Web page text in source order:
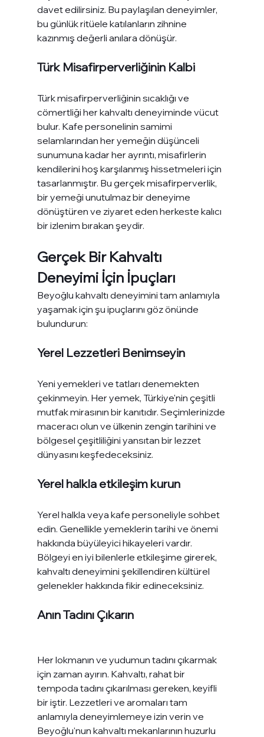
davet edilirsiniz. Bu paylaşılan deneyimler,
bu günlük ritüele katılanların zihnine
kazınmış değerli anılara dönüşür.
Türk Misafirperverliğinin Kalbi
Türk misafirperverliğinin sıcaklığı ve
cömertliği her kahvaltı deneyiminde vücut
bulur. Kafe personelinin samimi
selamlarından her yemeğin düşünceli
sunumuna kadar her ayrıntı, misafirlerin
kendilerini hoş karşılanmış hissetmeleri için
tasarlanmıştır. Bu gerçek misafirperverlik,
bir yemeği unutulmaz bir deneyime
dönüştüren ve ziyaret eden herkeste kalıcı
bir izlenim bırakan şeydir.
Gerçek Bir Kahvaltı
Deneyimi İçin İpuçları
Beyoğlu kahvaltı deneyimini tam anlamıyla
yaşamak için şu ipuçlarını göz önünde
bulundurun:
Yerel Lezzetleri Benimseyin
Yeni yemekleri ve tatları denemekten
çekinmeyin. Her yemek, Türkiye'nin çeşitli
mutfak mirasının bir kanıtıdır. Seçimlerinizde
maceracı olun ve ülkenin zengin tarihini ve
bölgesel çeşitliliğini yansıtan bir lezzet
dünyasını keşfedeceksiniz.
Yerel halkla etkileşim kurun
Yerel halkla veya kafe personeliyle sohbet
edin. Genellikle yemeklerin tarihi ve önemi
hakkında büyüleyici hikayeleri vardır.
Bölgeyi en iyi bilenlerle etkileşime girerek,
kahvaltı deneyimini şekillendiren kültürel
gelenekler hakkında fikir edineceksiniz.
Anın Tadını Çıkarın
Her lokmanın ve yudumun tadını çıkarmak
için zaman ayırın. Kahvaltı, rahat bir
tempoda tadını çıkarılması gereken, keyifli
bir iştir. Lezzetleri ve aromaları tam
anlamıyla deneyimlemeye izin verin ve
Beyoğlu'nun kahvaltı mekanlarının huzurlu